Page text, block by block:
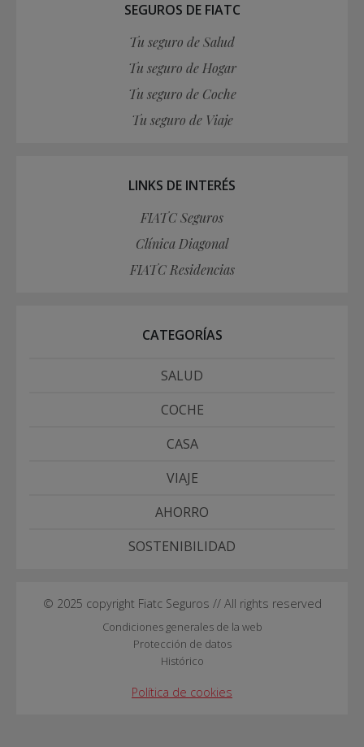
SEGUROS DE FIATC
Tu seguro de Salud
Tu seguro de Hogar
Tu seguro de Coche
Tu seguro de Viaje
LINKS DE INTERÉS
FIATC Seguros
Clínica Diagonal
FIATC Residencias
CATEGORÍAS
SALUD
COCHE
CASA
VIAJE
AHORRO
SOSTENIBILIDAD
© 2025 copyright Fiatc Seguros // All rights reserved
Condiciones generales de la web
Protección de datos
Histórico
Política de cookies